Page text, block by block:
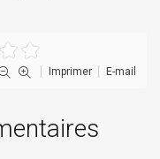
Imprimer E-mail